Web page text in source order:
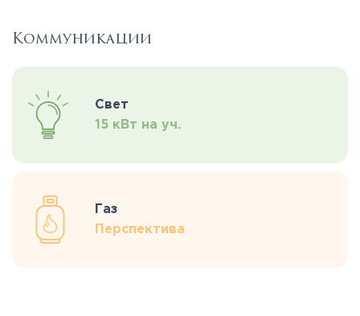
Коммуникации
Свет
15 кВт на уч.
Газ
Перспектива